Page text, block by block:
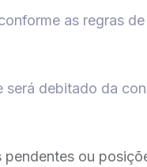
as regras
será debitado da
pendentes ou